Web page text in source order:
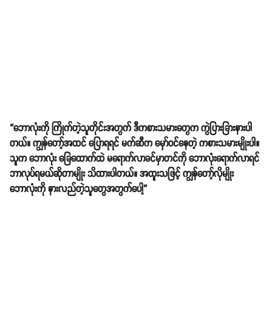
“ဘောလုံးကို ကြိုက်တဲ့သူတိုင်းအတွက် ဒီကစားသမားတွေက ကွဲပြားခြားနားပါ
တယ်။ ကျွန်တော့်အထင် ပြောရရင် မက်ဆီက မှော်ဝင်နေတဲ့ ကစားသမားမျိုးပါ။
သူက ဘောလုံး ခြေထောက်ထဲ မရောက်လာခင်မှာတင်ကို ဘောလုံးရောက်လာရင်
ဘာလုပ်ရမယ်ဆိုတာမျိုး သိထားပါတယ်။ အထူးသဖြင့် ကျွန်တော့်လိုမျိုး
ဘောလုံးကို နားလည်တဲ့သူတွေအတွက်ပေါ့”